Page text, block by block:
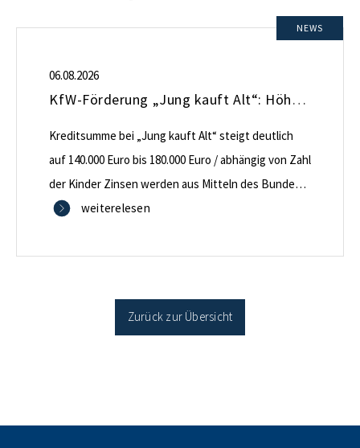
NEWS
06.08.2026
KfW-Förderung „Jung kauft Alt“: Höhere Kredite ab August 2026
Kreditsumme bei „Jung kauft Alt“ steigt deutlich
auf 140.000 Euro bis 180.000 Euro / abhängig von Zahl
der Kinder Zinsen werden aus Mitteln des Bundes
verbilligt: Heutiger Zins bei 0,53 Prozent effektiv bei
Antragstellende verpflichten sich zu energetischer
Sanierung in Einzelmaßnahmen […]
weiterelesen
Zurück zur Übersicht